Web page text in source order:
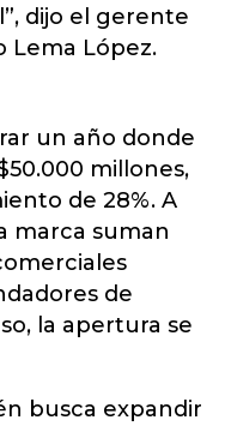
dijo el gerente
Lema López.
un año donde
millones,
de 28%. A
marca suman
de
la apertura se
busca expandir